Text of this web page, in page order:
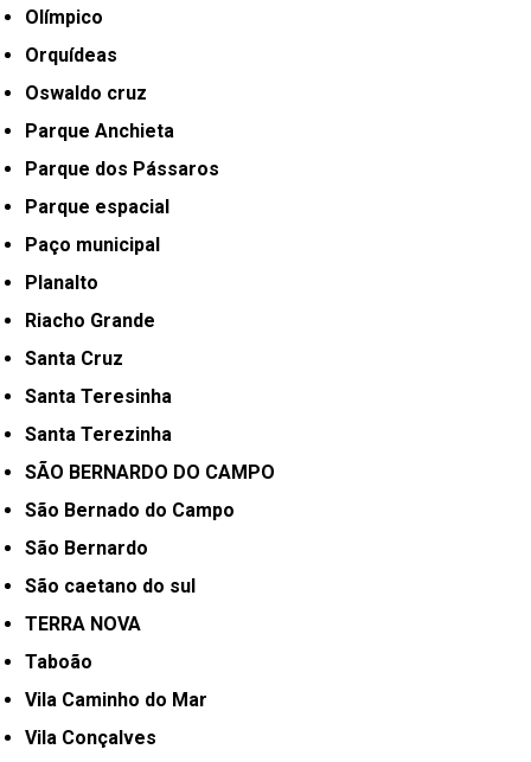
Olímpico
Orquídeas
Oswaldo cruz
Parque Anchieta
Parque dos Pássaros
Parque espacial
Paço municipal
Planalto
Riacho Grande
Santa Cruz
Santa Teresinha
Santa Terezinha
SÃO BERNARDO DO CAMPO
São Bernado do Campo
São Bernardo
São caetano do sul
TERRA NOVA
Taboão
Vila Caminho do Mar
Vila Conçalves